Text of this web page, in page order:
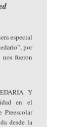
especial
por
fueron
Y
en el
desde la